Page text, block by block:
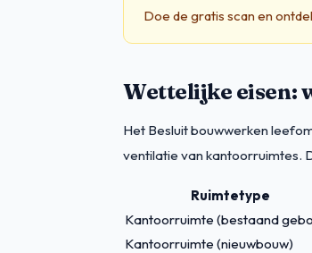
Doe de gratis scan en
Wettelijke eisen:
Het Besluit bouwwerken
ventilatie van kantoorruimtes.
Ruimtetype
Kantoorruimte (bestaand
Kantoorruimte (nieuwbouw)